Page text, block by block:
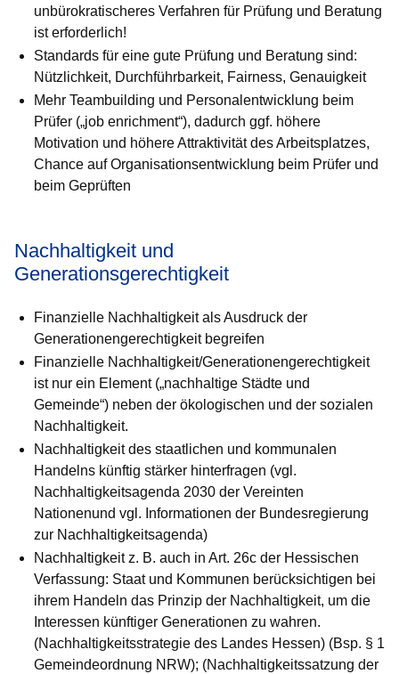
unbürokratischeres Verfahren für Prüfung und Beratung
ist erforderlich!
Standards für eine gute Prüfung und Beratung sind:
Nützlichkeit, Durchführbarkeit, Fairness, Genauigkeit
Mehr Teambuilding und Personalentwicklung beim
Prüfer („job en­rich­ment“), dadurch ggf. höhere
Motivation und höhere Attrak­ti­vi­tät des Arbeitsplatzes,
Chance auf Organisationsentwicklung beim Prü­fer und
beim Geprüften
Nachhaltigkeit und
Generationsgerechtigkeit
Finanzielle Nachhaltigkeit als Ausdruck der
Generationen­ge­rech­tig­keit begreifen
Finanzielle Nachhaltigkeit/Generationengerechtigkeit
ist nur ein Ele­ment („nachhaltige Städte und
Gemeinde“) neben der ökologischen und der sozialen
Nachhaltigkeit.
Nachhaltigkeit des staatlichen und kommunalen
Handelns künftig stärker hinterfragen (vgl.
Nachhaltigkeitsagenda 2030 der Vereinten
Nationenund vgl. Informationen der Bundesregierung
zur Nach­hal­tig­keitsagenda)
Nachhaltigkeit z. B. auch in Art. 26c der Hessischen
Verfassung: Staat und Kommunen berücksichtigen bei
ihrem Handeln das Prin­zip der Nachhaltigkeit, um die
Interessen künftiger Generationen zu wahren.
(Nachhaltigkeitsstrategie des Landes Hessen) (Bsp. § 1
Gemeindeordnung NRW); (Nachhaltigkeitssatzung der